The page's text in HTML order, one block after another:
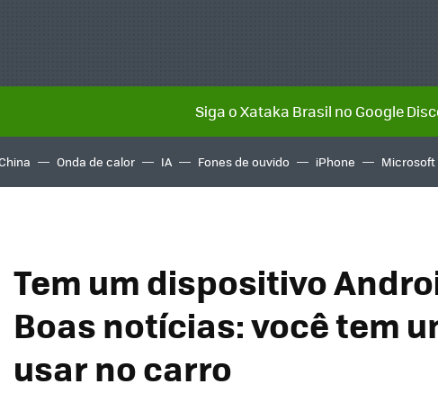
Siga o Xataka Brasil no Google
Onda de calor IA Fones de ouvido iPhone Microsoft
Tem um dispositivo
Boas notícias: você tem
usar no carro